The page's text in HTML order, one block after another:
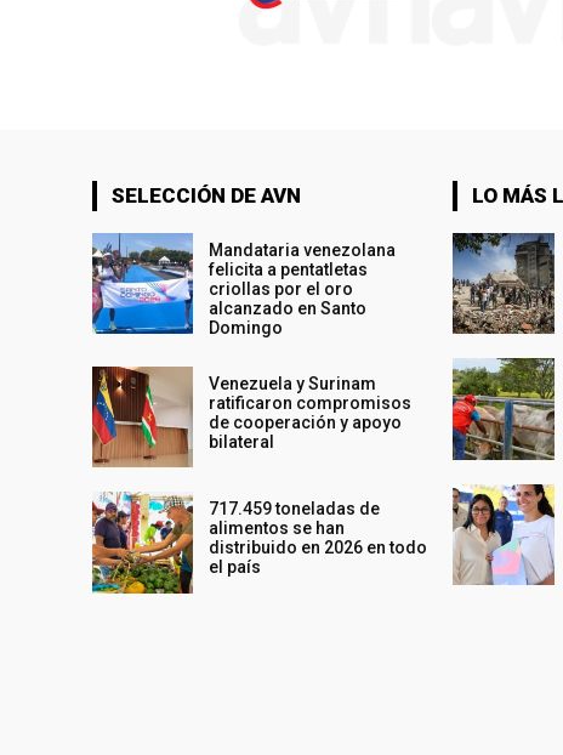
SELECCIÓN DE AVN
Mandataria venezolana
felicita a pentatletas
criollas por el oro
alcanzado en Santo
Domingo
Venezuela y Surinam
ratificaron compromisos
de cooperación y apoyo
bilateral
717.459 toneladas de
alimentos se han
distribuido en 2026 en todo
el país
LO MÁS